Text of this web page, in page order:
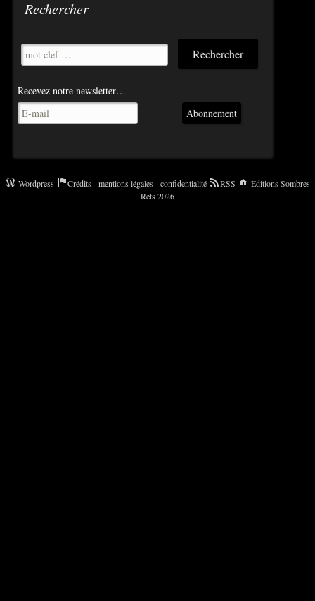
Rechercher
Recevez notre newsletter…
Abonnement
Wordpress Crédits - mentions légales - confidentialité RSS
Éditions Sombres
Rets 2026